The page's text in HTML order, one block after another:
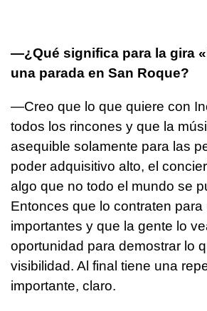
—¿Qué significa para la gira
una parada en San Roque?
—Creo que lo que quiere con
todos los rincones y que la
asequible solamente para las
poder adquisitivo alto, el
algo que no todo el mundo se
Entonces que lo contraten
importantes y que la gente lo
oportunidad para demostrar lo
visibilidad. Al final tiene una
importante, claro.